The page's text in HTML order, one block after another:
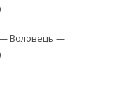
Воловець —